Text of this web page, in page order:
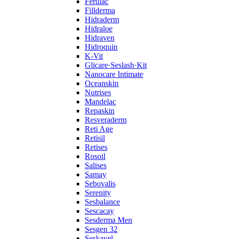
Fillderma
Hidraderm
Hidraloe
Hidraven
Hidroquin
K-Vit
Glicare·Seslash·Kit
Nanocare Intimate
Oceanskin
Nutrises
Mandelac
Repaskin
Resveraderm
Reti Age
Retisil
Retises
Rosoil
Salises
Samay
Sebovalis
Serenity
Sesbalance
Sescacay
Sesderma Men
Sesgen 32